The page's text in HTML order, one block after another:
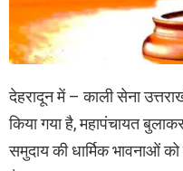
देहरादून में – काली सेना
किया गया है, महापंचायत
समुदाय की धार्मिक भावनाओं